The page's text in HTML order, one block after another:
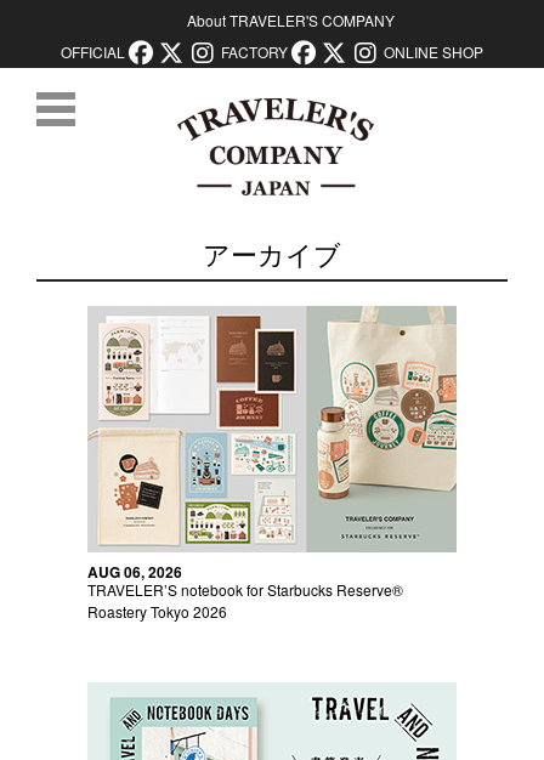
About TRAVELER'S COMPANY
OFFICIAL
FACTORY ONLINE SHOP
アーカイブ
AUG 06, 2026
TRAVELER’S notebook for Starbucks Reserve®
Roastery Tokyo 2026